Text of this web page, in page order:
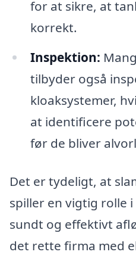
for at sikre, at
korrekt.
Inspektion:
tilbyder også
kloaksystemer,
at identificere
før de bliver
Det er tydeligt, at
spiller en vigtig rolle
sundt og effektivt
det rette firma med